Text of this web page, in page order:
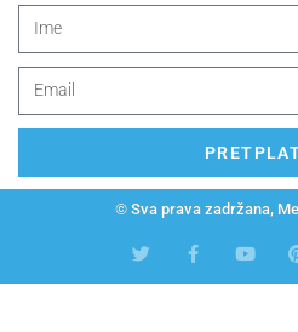
© Sva prava zadržana,